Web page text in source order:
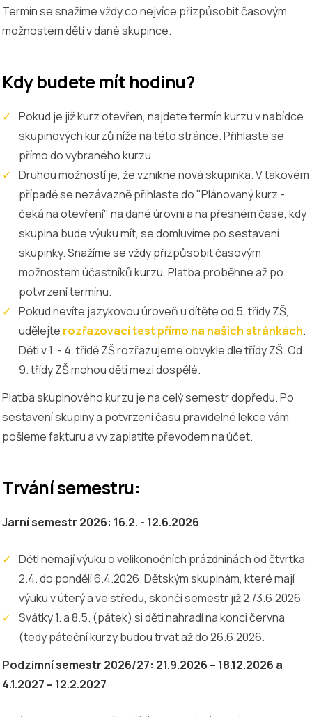
Termín se snažíme vždy co nejvíce přizpůsobit časovým
možnostem dětí v dané skupince.
Kdy budete mít hodinu?
Pokud je již kurz otevřen, najdete termín kurzu v nabídce
skupinových kurzů níže na této stránce. Přihlaste se
přímo do vybraného kurzu.
Druhou možností je, že vznikne nová skupinka. V takovém
případě se nezávazně přihlaste do "Plánovaný kurz -
čeká na otevření" na dané úrovni a na přesném čase, kdy
skupina bude výuku mít, se domluvíme po sestavení
skupinky. Snažíme se vždy přizpůsobit časovým
možnostem účastníků kurzu. Platba proběhne až po
potvrzení termínu.
Pokud nevíte jazykovou úroveň u dítěte od 5. třídy ZŠ,
udělejte rozřazovací test přímo na našich stránkách.
Děti v 1. - 4. třídě ZŠ rozřazujeme obvykle dle třídy ZŠ. Od
9. třídy ZŠ mohou děti mezi dospělé.
Platba skupinového kurzu je na celý semestr dopředu. Po
sestavení skupiny a potvrzení času pravidelné lekce vám
pošleme fakturu a vy zaplatíte převodem na účet.
Trvání semestru:
Jarní semestr 2026: 16.2. - 12.6.2026
Děti nemají výuku o velikonočních prázdninách od čtvrtka
2.4. do pondělí 6.4.2026. Dětským skupinám, které mají
výuku v úterý a ve středu, skončí semestr již 2./3.6.2026
Svátky 1. a 8.5. (pátek) si děti nahradí na konci června
(tedy páteční kurzy budou trvat až do 26.6.2026.
Podzimní semestr 2026/27: 21.9.2026 – 18.12.2026 a
4.1.2027 – 12.2.2027